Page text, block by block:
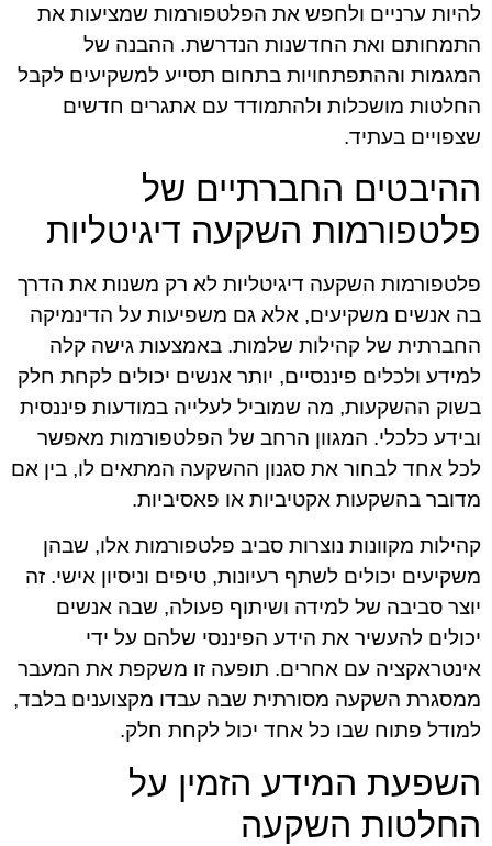
להיות ערניים ולחפש את הפלטפורמות שמציעות את
התמחותם ואת החדשנות הנדרשת. ההבנה של
המגמות וההתפתחויות בתחום תסייע למשקיעים לקבל
החלטות מושכלות ולהתמודד עם אתגרים חדשים
שצפויים בעתיד.
ההיבטים החברתיים של
פלטפורמות השקעה דיגיטליות
פלטפורמות השקעה דיגיטליות לא רק משנות את הדרך
בה אנשים משקיעים, אלא גם משפיעות על הדינמיקה
החברתית של קהילות שלמות. באמצעות גישה קלה
למידע ולכלים פיננסיים, יותר אנשים יכולים לקחת חלק
בשוק ההשקעות, מה שמוביל לעלייה במודעות פיננסית
ובידע כלכלי. המגוון הרחב של הפלטפורמות מאפשר
לכל אחד לבחור את סגנון ההשקעה המתאים לו, בין אם
מדובר בהשקעות אקטיביות או פאסיביות.
קהילות מקוונות נוצרות סביב פלטפורמות אלו, שבהן
משקיעים יכולים לשתף רעיונות, טיפים וניסיון אישי. זה
יוצר סביבה של למידה ושיתוף פעולה, שבה אנשים
יכולים להעשיר את הידע הפיננסי שלהם על ידי
אינטראקציה עם אחרים. תופעה זו משקפת את המעבר
ממסגרת השקעה מסורתית שבה עבדו מקצוענים בלבד,
למודל פתוח שבו כל אחד יכול לקחת חלק.
השפעת המידע הזמין על
החלטות השקעה